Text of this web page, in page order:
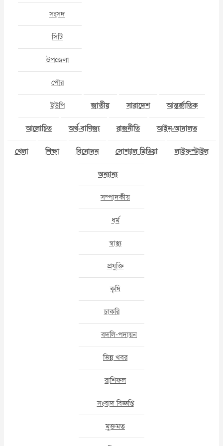
সংসদ
সিটি
উপজেলা
পৌর
ইউপি জাতীয় সারাদেশ আন্তর্জাতিক
আলোচিত অর্থ-বাণিজ্য রাজনীতি আইন-আদালত
খেলা শিক্ষা বিনোদন সোশ্যাল মিডিয়া লাইফস্টাইল
অন্যান্য
সম্পাদকীয়
ধর্ম
স্বাস্থ্য
প্রযুক্তি
কৃষি
চাকরি
বদলি-পদায়ন
ভিন্ন খবর
রাশিফল
সংবাদ বিজ্ঞপ্তি
মুক্তমত